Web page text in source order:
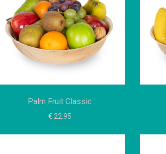
Palm Fruit Classic
€ 22.95